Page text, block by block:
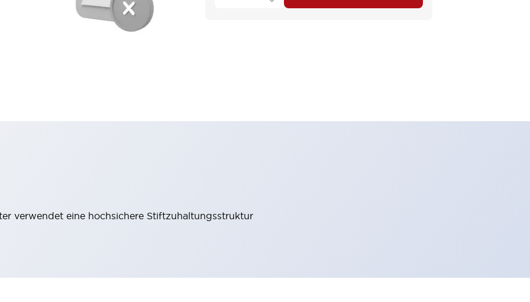
verwendet eine hochsichere Stiftzuhaltungsstruktur